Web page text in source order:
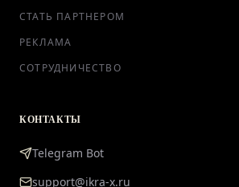
СТАТЬ ПАРТНЕРОМ
РЕКЛАМА
СОТРУДНИЧЕСТВО
КОНТАКТЫ
Telegram Bot
support@ikra-x.ru